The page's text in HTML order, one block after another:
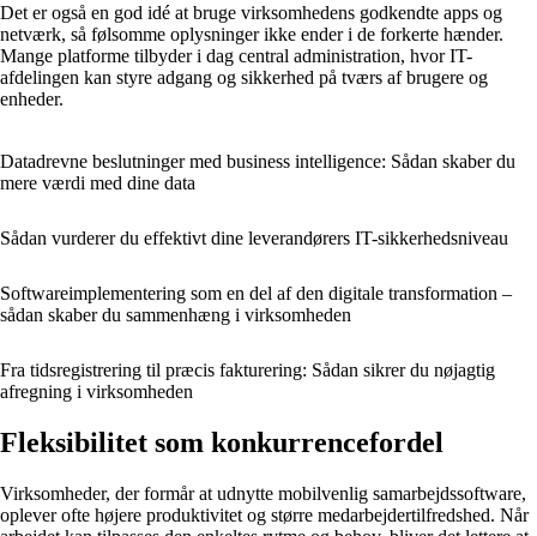
Det er også en god idé at bruge virksomhedens godkendte apps og
netværk, så følsomme oplysninger ikke ender i de forkerte hænder.
Mange platforme tilbyder i dag central administration, hvor IT-
afdelingen kan styre adgang og sikkerhed på tværs af brugere og
enheder.
Datadrevne beslutninger med business intelligence: Sådan skaber du
mere værdi med dine data
Sådan vurderer du effektivt dine leverandørers IT-sikkerhedsniveau
Softwareimplementering som en del af den digitale transformation –
sådan skaber du sammenhæng i virksomheden
Fra tidsregistrering til præcis fakturering: Sådan sikrer du nøjagtig
afregning i virksomheden
Fleksibilitet som konkurrencefordel
Virksomheder, der formår at udnytte mobilvenlig samarbejdssoftware,
oplever ofte højere produktivitet og større medarbejdertilfredshed. Når